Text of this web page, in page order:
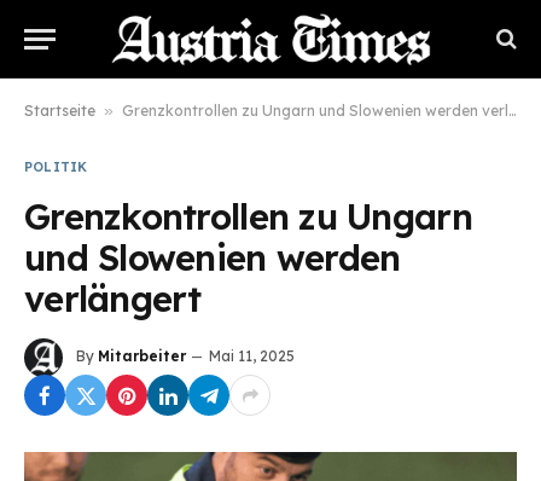
Startseite » Grenzkontrollen zu Ungarn und Slowenien werden verlängert
POLITIK
Grenzkontrollen zu Ungarn
und Slowenien werden
verlängert
By Mitarbeiter Mai 11, 2025